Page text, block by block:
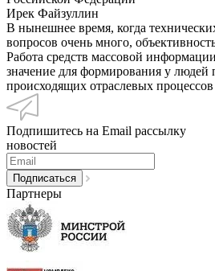
Ирек Файзуллин
В нынешнее время, когда
вопросов очень много,
Работа средств массовой
значение для формирования у людей
происходящих отраслевых
Подпишитесь на Email рассылку
новостей
Партнеры